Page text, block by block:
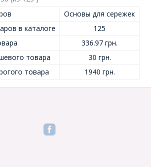
Основы для сережек
в каталоге
125
336.97 грн.
товара
30 грн.
товара
1940 грн.